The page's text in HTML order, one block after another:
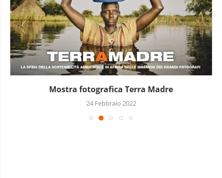
Mostra fotografica Terra Madre
24 Febbraio 2022